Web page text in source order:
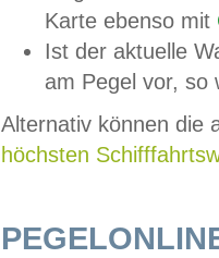
Karte ebenso mit
Ist der aktuelle
am Pegel vor,
Alternativ können die
höchsten